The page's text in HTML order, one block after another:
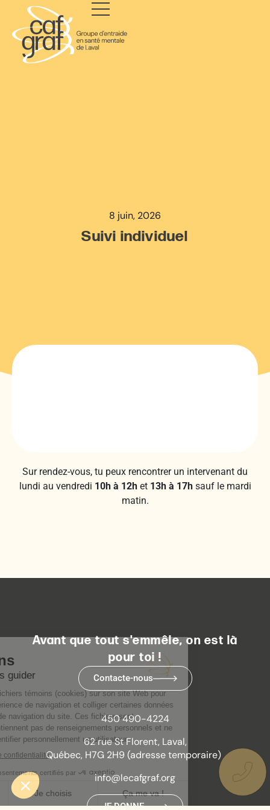
8 juin, 2026
Suivi individuel
Sur rendez-vous, tu peux rencontrer un intervenant du
lundi au vendredi 10h à 12het 13h à 17hsauf le mardi
matin.
Avant que tout s'emmêle, on est là
pour toi !
Contacte-nous
450 490-4224
62 rue St Florent, Laval,
Québec, H7G 2H9 (adresse temporaire)
info@lecafgraf.org
JE DONNE